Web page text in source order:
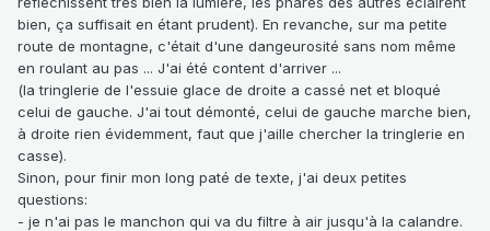
bien, ça suffisait en étant prudent). En revanche, sur ma petite
route de montagne, c'était d'une dangeurosité sans nom même
en roulant au pas ... J'ai été content d'arriver ...
(la tringlerie de l'essuie glace de droite a cassé net et bloqué
celui de gauche. J'ai tout démonté, celui de gauche marche bien,
à droite rien évidemment, faut que j'aille chercher la tringlerie en
casse).
Sinon, pour finir mon long paté de texte, j'ai deux petites
questions:
- je n'ai pas le manchon qui va du filtre à air jusqu'à la calandre.